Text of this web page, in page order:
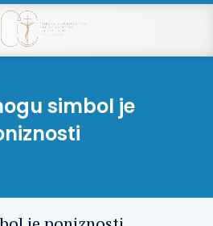
simbol je